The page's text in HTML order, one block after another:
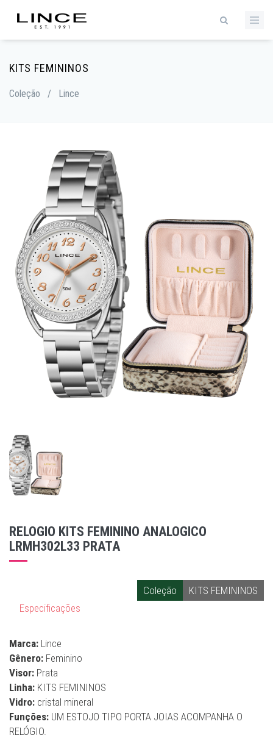
KITS FEMININOS
Coleção / Lince
RELOGIO KITS FEMININO ANALOGICO
LRMH302L33 PRATA
KITS FEMININOS
Coleção
Especificações
Marca: Lince
Gênero: Feminino
Visor: Prata
Linha: KITS FEMININOS
Vidro: cristal mineral
Funções: UM ESTOJO TIPO PORTA JOIAS ACOMPANHA O
RELÓGIO.